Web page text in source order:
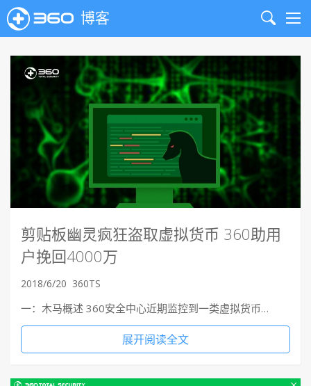
博客
Search
剪贴板幽灵疯狂盗取虚拟货币 360助用
户挽回4000万
2018/6/20 360TS
一：木马概述 360安全中心近期监控到一类虚拟货币…
展开阅读全文